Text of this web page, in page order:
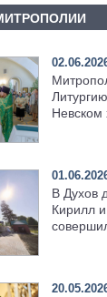
Невском
В Духов
Кирилл